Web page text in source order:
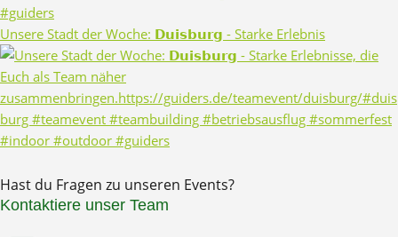
Unsere Stadt der Woche: 𝗗𝘂𝗶𝘀𝗯𝘂𝗿𝗴 - Starke Erlebnis
Hast du Fragen zu unseren Events?
Kontaktiere unser Team